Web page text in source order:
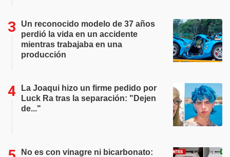
Un reconocido modelo de 37 años
perdió la vida en un accidente
mientras trabajaba en una
producción
La Joaqui hizo un firme pedido por
Luck Ra tras la separación: "Dejen
de..."
No es con vinagre ni bicarbonato: